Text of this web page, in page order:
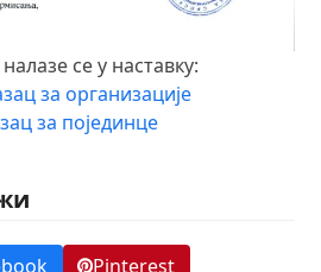
се у наставку:
за организације
за појединце
Pinterest